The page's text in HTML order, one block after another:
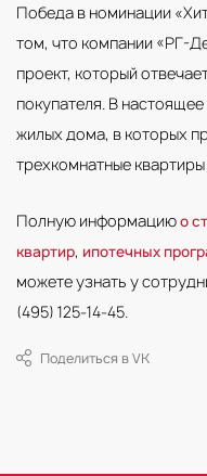
Победа в номинации
том, что компании «РГ-
проект, который
покупателя. В
жилых дома, в которых
трехкомнатные
Полную информациюо
квартир, ипотечных
можете узнать у
(495) 125-14-45.
Поделиться в VK